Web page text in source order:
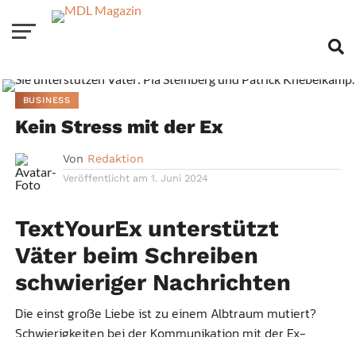
BUSINESS
Kein Stress mit der Ex
Von Redaktion
Veröffentlicht am 1. Juni 2024
TextYourEx unterstützt
Väter beim Schreiben
schwieriger Nachrichten
Die einst große Liebe ist zu einem Albtraum mutiert?
Schwierigkeiten bei der Kommunikation mit der Ex-